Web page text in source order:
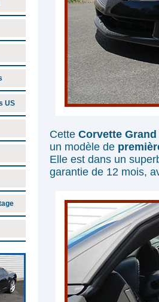
US
Cette Corvette
un modèle de
Elle est dans un
garantie de 12 mois,